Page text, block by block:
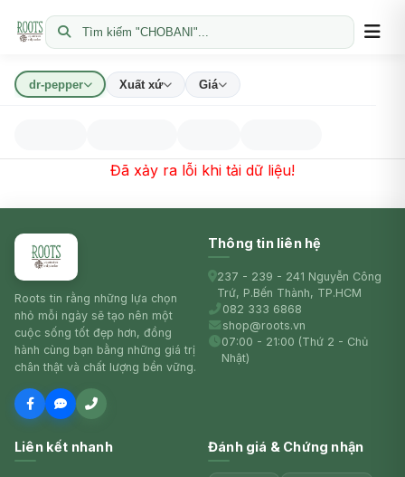
Tìm kiếm "CHOBANI"...
dr-pepper Xuất xứ Giá
Đã xảy ra lỗi khi tải dữ liệu!
Roots tin rằng những lựa chọn
nhỏ mỗi ngày sẽ tạo nên một
cuộc sống tốt đẹp hơn, đồng
hành cùng bạn bằng những giá trị
chân thật và chất lượng bền vững.
Thông tin liên hệ
237 - 239 - 241 Nguyễn Công
Trứ, P.Bến Thành, TP.HCM
082 333 6868
shop@roots.vn
07:00 - 21:00 (Thứ 2 - Chủ
Nhật)
Liên kết nhanh Đánh giá & Chứng nhận